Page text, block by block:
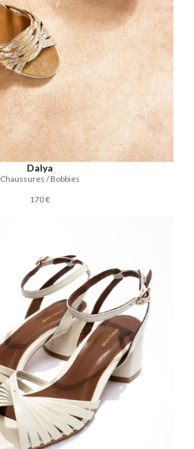
Dalya
Chaussures / Bobbies
170 €